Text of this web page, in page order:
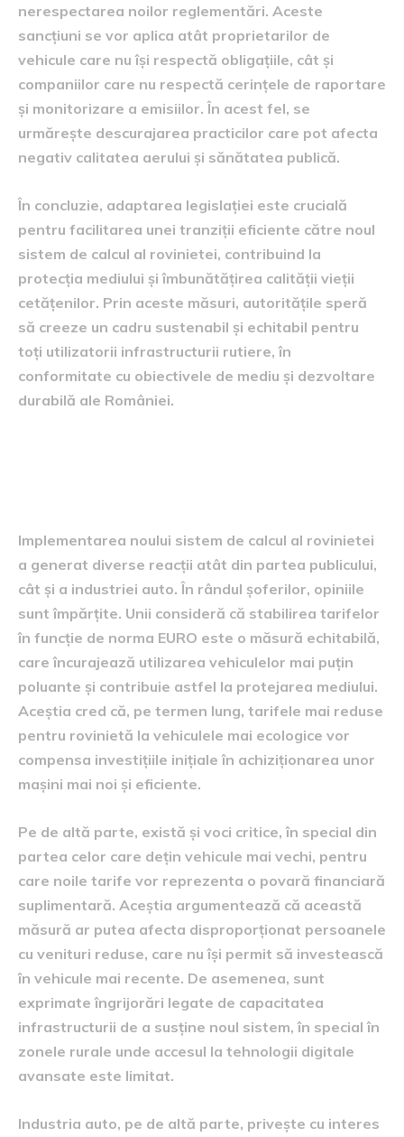
nerespectarea noilor reglementări. Aceste
sancțiuni se vor aplica atât proprietarilor de
vehicule care nu își respectă obligațiile, cât și
companiilor care nu respectă cerințele de raportare
și monitorizare a emisiilor. În acest fel, se
urmărește descurajarea practicilor care pot afecta
negativ calitatea aerului și sănătatea publică.
În concluzie, adaptarea legislației este crucială
pentru facilitarea unei tranziții eficiente către noul
sistem de calcul al rovinietei, contribuind la
protecția mediului și îmbunătățirea calității vieții
cetățenilor. Prin aceste măsuri, autoritățile speră
să creeze un cadru sustenabil și echitabil pentru
toți utilizatorii infrastructurii rutiere, în
conformitate cu obiectivele de mediu și dezvoltare
durabilă ale României.
Implementarea noului sistem de calcul al rovinietei
a generat diverse reacții atât din partea publicului,
cât și a industriei auto. În rândul șoferilor, opiniile
sunt împărțite. Unii consideră că stabilirea tarifelor
în funcție de norma EURO este o măsură echitabilă,
care încurajează utilizarea vehiculelor mai puțin
poluante și contribuie astfel la protejarea mediului.
Aceștia cred că, pe termen lung, tarifele mai reduse
pentru rovinietă la vehiculele mai ecologice vor
compensa investițiile inițiale în achiziționarea unor
mașini mai noi și eficiente.
Pe de altă parte, există și voci critice, în special din
partea celor care dețin vehicule mai vechi, pentru
care noile tarife vor reprezenta o povară financiară
suplimentară. Aceștia argumentează că această
măsură ar putea afecta disproporționat persoanele
cu venituri reduse, care nu își permit să investească
în vehicule mai recente. De asemenea, sunt
exprimate îngrijorări legate de capacitatea
infrastructurii de a susține noul sistem, în special în
zonele rurale unde accesul la tehnologii digitale
avansate este limitat.
Industria auto, pe de altă parte, privește cu interes